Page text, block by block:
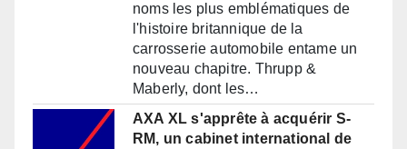
noms les plus emblématiques de
l'histoire britannique de la
carrosserie automobile entame un
nouveau chapitre. Thrupp &
Maberly, dont les…
AXA XL s'apprête à acquérir S-
RM, un cabinet international de